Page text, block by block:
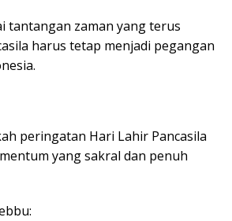
tantangan zaman yang terus
harus tetap menjadi pegangan
peringatan Hari Lahir Pancasila
yang sakral dan penuh